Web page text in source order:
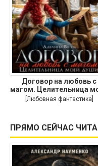
Договор на любовь с
магом. Целительница
души
[Любовная фантастика]
ПРЯМО СЕЙЧАС